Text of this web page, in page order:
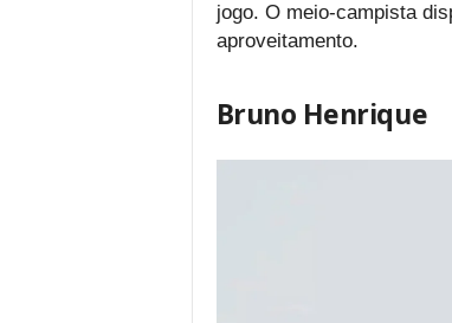
jogo. O meio-campista
aproveitamento.
Bruno Henrique